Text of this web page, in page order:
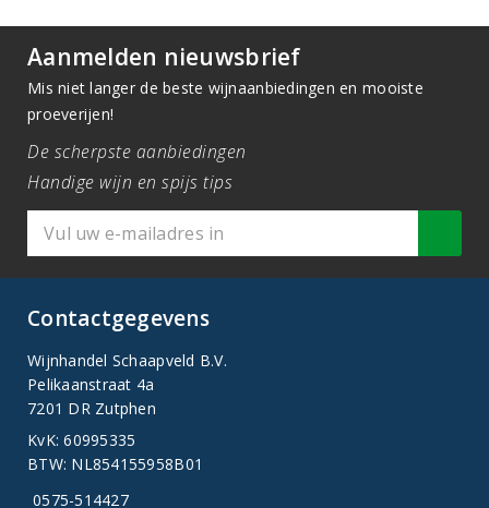
Aanmelden nieuwsbrief
Mis niet langer de beste wijnaanbiedingen en mooiste
proeverijen!
De scherpste aanbiedingen
Handige wijn en spijs tips
Contactgegevens
Wijnhandel Schaapveld B.V.
Pelikaanstraat 4a
7201 DR Zutphen
KvK: 60995335
BTW: NL854155958B01
0575-514427